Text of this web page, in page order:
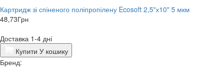
Картридж зі спіненого поліпропілену Ecosoft 2,5"х10" 5 мкм
48,73Грн
Доставка 1-4 дні
Купити У кошику
Бренд: